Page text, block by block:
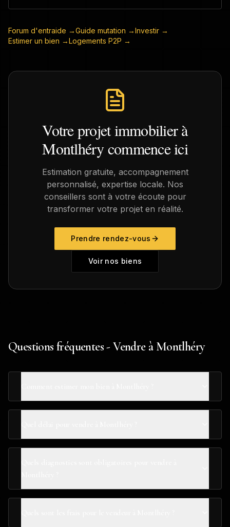
Forum d'entraide →Guide mutation →Investir →
Estimer un bien →Logements P2P →
Votre projet immobilier à
Montlhérycommence ici
Estimation gratuite, accompagnement
personnalisé, expertise locale. Nos
conseillers sont à votre écoute pour
transformer votre projet en réalité.
Prendre rendez-vous
Voir nos biens
Questions fréquentes - Vendre à Montlhéry